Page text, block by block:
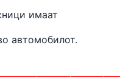
имаат
автомобилот.